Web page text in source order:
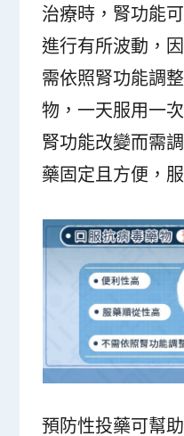
治療時，腎功能
進行有所波動，
需依照腎功能調
物，一天服用一
腎功能改變而需
藥固定且方便，
預防性投藥可幫